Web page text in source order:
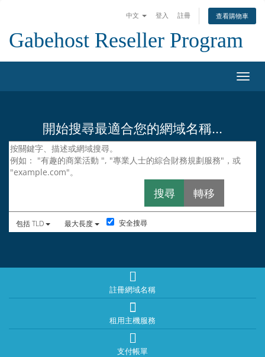
中文 登入 註冊 查看購物車
Gabehost Reseller Program
切換
開始搜尋最適合您的網域名稱...
包括 TLD 最大長度 安全搜尋
註冊網域名稱
租用主機服務
支付帳單